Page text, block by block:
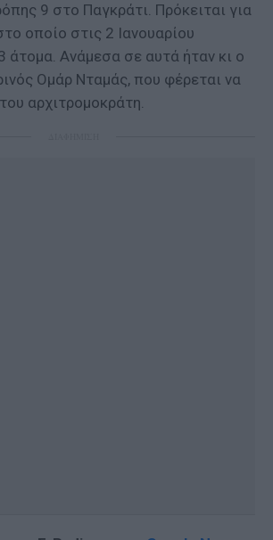
9 στο Παγκράτι. Πρόκειται για
οποίο στις 2 Ιανουαρίου
άτομα. Ανάμεσα σε αυτά ήταν κι ο
Ομάρ Νταμάς, που φέρεται να
αρχιτρομοκράτη.